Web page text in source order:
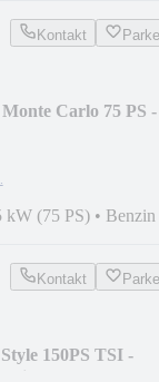
Kontakt
Carlo 75 PS -
kW (75 PS) • Benzin
Kontakt
150PS TSI -